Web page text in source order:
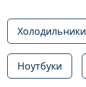
Холодильники
Ноутбуки